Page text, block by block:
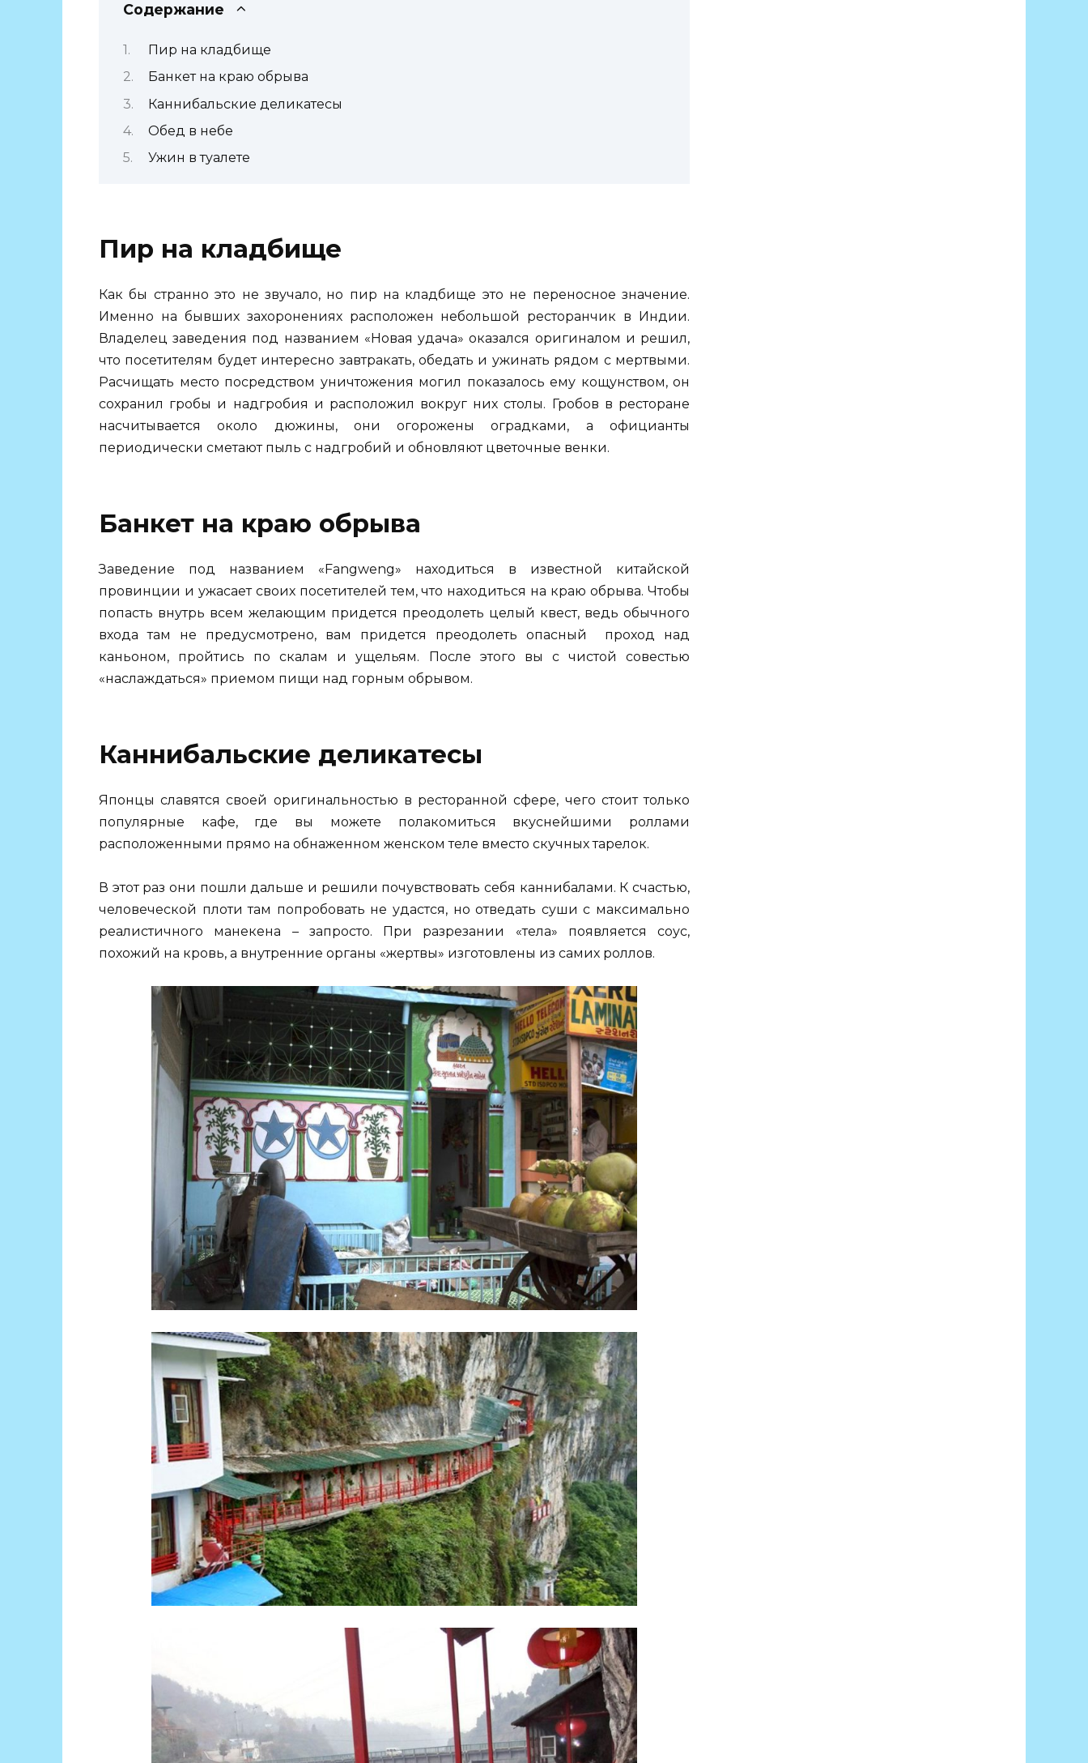
Содержание
Пир на кладбище
Банкет на краю обрыва
Каннибальские деликатесы
Обед в небе
Ужин в туалете
Пир на кладбище
Как бы странно это не звучало, но пир на кладбище это не переносное значение.
Именно на бывших захоронениях расположен небольшой ресторанчик в Индии.
Владелец заведения под названием «Новая удача» оказался оригиналом и решил,
что посетителям будет интересно завтракать, обедать и ужинать рядом с мертвыми.
Расчищать место посредством уничтожения могил показалось ему кощунством, он
сохранил гробы и надгробия и расположил вокруг них столы. Гробов в ресторане
насчитывается около дюжины, они огорожены оградками, а официанты
периодически сметают пыль с надгробий и обновляют цветочные венки.
Банкет на краю обрыва
Заведение под названием «Fangweng» находиться в известной китайской
провинции и ужасает своих посетителей тем, что находиться на краю обрыва. Чтобы
попасть внутрь всем желающим придется преодолеть целый квест, ведь обычного
входа там не предусмотрено, вам придется преодолеть опасный проход над
каньоном, пройтись по скалам и ущельям. После этого вы с чистой совестью
«наслаждаться» приемом пищи над горным обрывом.
Каннибальские деликатесы
Японцы славятся своей оригинальностью в ресторанной сфере, чего стоит только
популярные кафе, где вы можете полакомиться вкуснейшими роллами
расположенными прямо на обнаженном женском теле вместо скучных тарелок.
В этот раз они пошли дальше и решили почувствовать себя каннибалами. К счастью,
человеческой плоти там попробовать не удастся, но отведать суши с максимально
реалистичного манекена – запросто. При разрезании «тела» появляется соус,
похожий на кровь, а внутренние органы «жертвы» изготовлены из самих роллов.